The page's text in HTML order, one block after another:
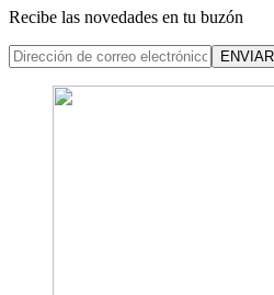
Recibe las novedades en tu buzón
ENVIAR